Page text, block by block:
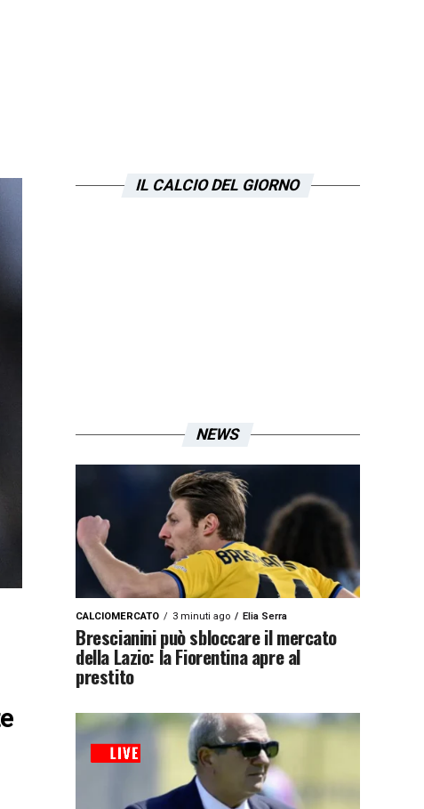
IL CALCIO DEL GIORNO
NEWS
CALCIOMERCATO 3 minuti ago Elia Serra
Brescianini può sbloccare il mercato
della Lazio: la Fiorentina apre al
prestito